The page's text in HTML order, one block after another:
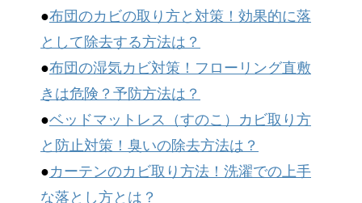
●布団のカビの取り方と対策！効果的に落
として除去する方法は？
●布団の湿気カビ対策！フローリング直敷
きは危険？予防方法は？
●ベッドマットレス（すのこ）カビ取り方
と防止対策！臭いの除去方法は？
●カーテンのカビ取り方法！洗濯での上手
な落とし方とは？